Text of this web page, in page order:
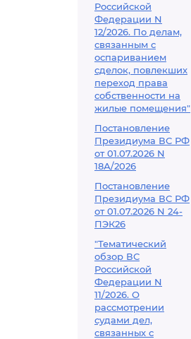
Российской
Федерации N
12/2026. По делам,
связанным с
оспариванием
сделок, повлекших
переход права
собственности на
жилые помещения"
Постановление
Президиума ВС РФ
от 01.07.2026 N
18А/2026
Постановление
Президиума ВС РФ
от 01.07.2026 N 24-
ПЭК26
"Тематический
обзор ВС
Российской
Федерации N
11/2026. О
рассмотрении
судами дел,
связанных с